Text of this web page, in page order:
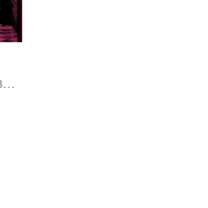
Короткие любовные романы / Современный любовный роман